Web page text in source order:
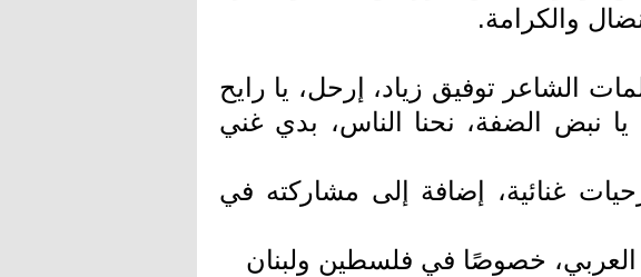
والكرامة.
الشاعر توفيق زياد، إرحل، يا رايح
نبض الضفة، نحنا الناس، بدي غني
غنائية، إضافة إلى مشاركته في
خصوصًا في فلسطين ولبنان